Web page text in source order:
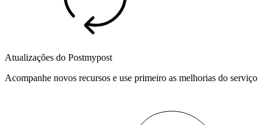
Atualizações do Postmypost
Acompanhe novos recursos e use primeiro as melhorias do serviço